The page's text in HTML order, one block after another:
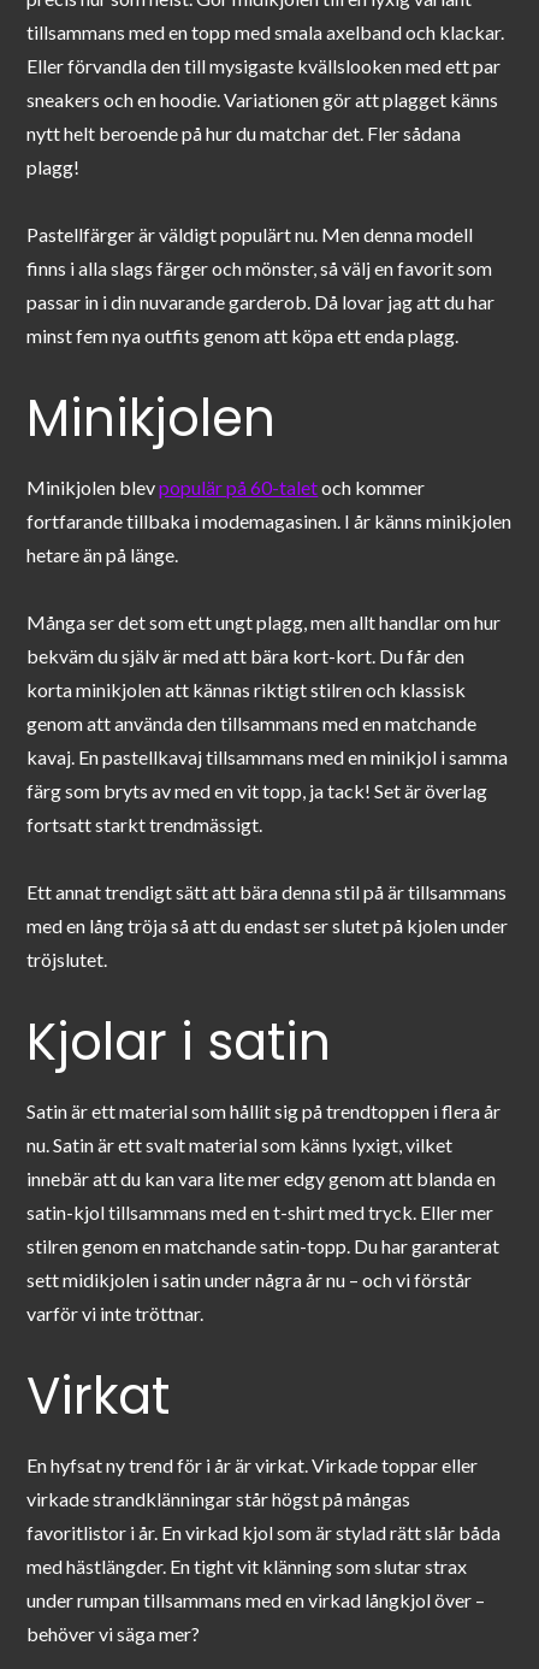
tillsammans med en topp med smala axelband och klackar.
Eller förvandla den till mysigaste kvällslooken med ett par
sneakers och en hoodie. Variationen gör att plagget känns
nytt helt beroende på hur du matchar det. Fler sådana
plagg!
Pastellfärger är väldigt populärt nu. Men denna modell
finns i alla slags färger och mönster, så välj en favorit som
passar in i din nuvarande garderob. Då lovar jag att du har
minst fem nya outfits genom att köpa ett enda plagg.
Minikjolen
Minikjolen blevpopulär på 60-taletoch kommer
fortfarande tillbaka i modemagasinen. I år känns minikjolen
hetare än på länge.
Många ser det som ett ungt plagg, men allt handlar om hur
bekväm du själv är med att bära kort-kort. Du får den
korta minikjolen att kännas riktigt stilren och klassisk
genom att använda den tillsammans med en matchande
kavaj. En pastellkavaj tillsammans med en minikjol i samma
färg som bryts av med en vit topp, ja tack! Set är överlag
fortsatt starkt trendmässigt.
Ett annat trendigt sätt att bära denna stil på är tillsammans
med en lång tröja så att du endast ser slutet på kjolen under
tröjslutet.
Kjolar i satin
Satin är ett material som hållit sig på trendtoppen i flera år
nu. Satin är ett svalt material som känns lyxigt, vilket
innebär att du kan vara lite mer edgy genom att blanda en
satin-kjol tillsammans med en t-shirt med tryck. Eller mer
stilren genom en matchande satin-topp. Du har garanterat
sett midikjolen i satin under några år nu – och vi förstår
varför vi inte tröttnar.
Virkat
En hyfsat ny trend för i år är virkat. Virkade toppar eller
virkade strandklänningar står högst på mångas
favoritlistor i år. En virkad kjol som är stylad rätt slår båda
med hästlängder. En tight vit klänning som slutar strax
under rumpan tillsammans med en virkad långkjol över –
behöver vi säga mer?